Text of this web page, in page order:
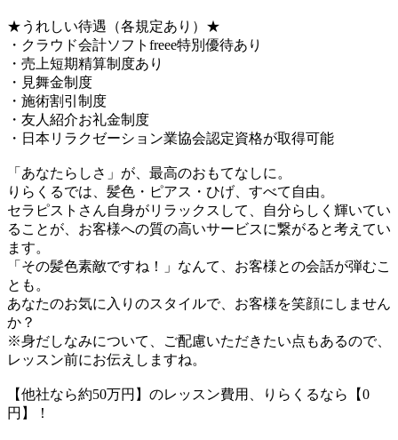
★うれしい待遇（各規定あり）★
・クラウド会計ソフトfreee特別優待あり
・売上短期精算制度あり
・見舞金制度
・施術割引制度
・友人紹介お礼金制度
・日本リラクゼーション業協会認定資格が取得可能
「あなたらしさ」が、最高のおもてなしに。
りらくるでは、髪色・ピアス・ひげ、すべて自由。
セラピストさん自身がリラックスして、自分らしく輝いてい
ることが、お客様への質の高いサービスに繋がると考えてい
ます。
「その髪色素敵ですね！」なんて、お客様との会話が弾むこ
とも。
あなたのお気に入りのスタイルで、お客様を笑顔にしません
か？
※身だしなみについて、ご配慮いただきたい点もあるので、
レッスン前にお伝えしますね。
【他社なら約50万円】のレッスン費用、りらくるなら【0
円】！